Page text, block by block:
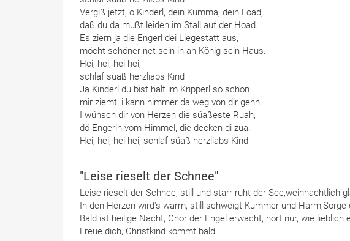
Vergiß jetzt, o Kinderl, dein Kumma, dein Load,
daß du da mußt leiden im Stall auf der Hoad.
Es ziern ja die Engerl dei Liegestatt aus,
möcht schöner net sein in an König sein Haus.
Hei, hei, hei hei,
schlaf süaß herzliabs Kind
Ja Kinderl du bist halt im Kripperl so schön
mir ziemt, i kann nimmer da weg von dir gehn.
I wünsch dir von Herzen die süaßeste Ruah,
dö Engerln vom Himmel, die decken di zua.
Hei, hei, hei hei, schlaf süaß herzliabs Kind
"Leise rieselt der Schnee"
Leise rieselt der Schnee, still und starr ruht der See,weihnachtlich
In den Herzen wird's warm, still schweigt Kummer und
Bald ist heilige Nacht, Chor der Engel erwacht, hört nur, wie lieblich
Freue dich, Christkind kommt bald.